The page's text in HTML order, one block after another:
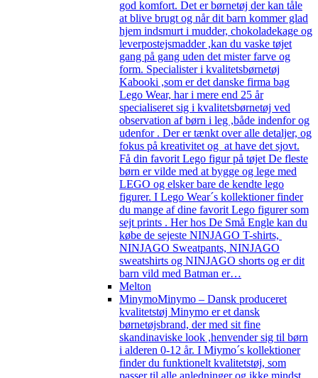
god komfort. Det er børnetøj der kan tåle
at blive brugt og når dit barn kommer glad
hjem indsmurt i mudder, chokoladekage og
leverpostejsmadder ,kan du vaske tøjet
gang på gang uden det mister farve og
form. Specialister i kvalitetsbørnetøj
Kabooki ,som er det danske firma bag
Lego Wear, har i mere end 25 år
specialiseret sig i kvalitetsbørnetøj ved
observation af børn i leg ,både indenfor og
udenfor . Der er tænkt over alle detaljer, og
fokus på kreativitet og at have det sjovt.
Få din favorit Lego figur på tøjet De fleste
børn er vilde med at bygge og lege med
LEGO og elsker bare de kendte lego
figurer. I Lego Wear´s kollektioner finder
du mange af dine favorit Lego figurer som
sejt prints . Her hos De Små Engle kan du
købe de sejeste NINJAGO T-shirts,
NINJAGO Sweatpants, NINJAGO
sweatshirts og NINJAGO shorts og er dit
barn vild med Batman er…
Melton
MinymoMinymo – Dansk produceret
kvalitetstøj Minymo er et dansk
børnetøjsbrand, der med sit fine
skandinaviske look ,henvender sig til børn
i alderen 0-12 år. I Miymo´s kollektioner
finder du funktionelt kvalitetstøj, som
passer til alle anledninger og ikke mindst